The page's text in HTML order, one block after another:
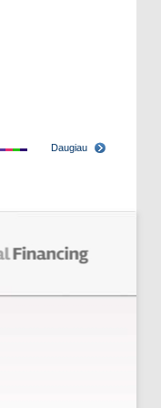
Daugiau